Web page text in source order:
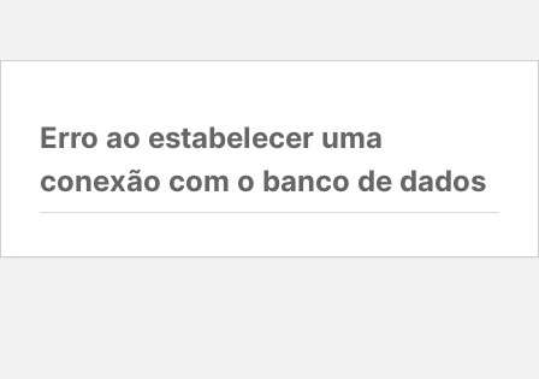
Erro ao estabelecer uma
conexão com o banco de dados